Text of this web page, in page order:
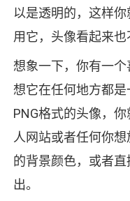
以是透明的，这样
用它，头像看起来也
想象一下，你有一
想它在任何地方都
PNG格式的头像，
人网站或者任何你
的背景颜色，或者
出。